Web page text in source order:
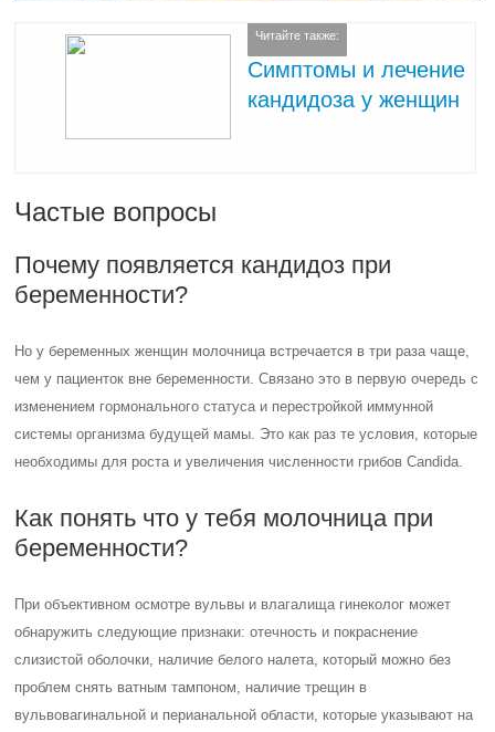
Читайте также:
Симптомы и лечение
кандидоза у женщин
Частые вопросы
Почему появляется кандидоз при
беременности?
Но у беременных женщин молочница встречается в три раза чаще,
чем у пациенток вне беременности. Связано это в первую очередь с
изменением гормонального статуса и перестройкой иммунной
системы организма будущей мамы. Это как раз те условия, которые
необходимы для роста и увеличения численности грибов Candida.
Как понять что у тебя молочница при
беременности?
При объективном осмотре вульвы и влагалища гинеколог может
обнаружить следующие признаки: отечность и покраснение
слизистой оболочки, наличие белого налета, который можно без
проблем снять ватным тампоном, наличие трещин в
вульвовагинальной и перианальной области, которые указывают на